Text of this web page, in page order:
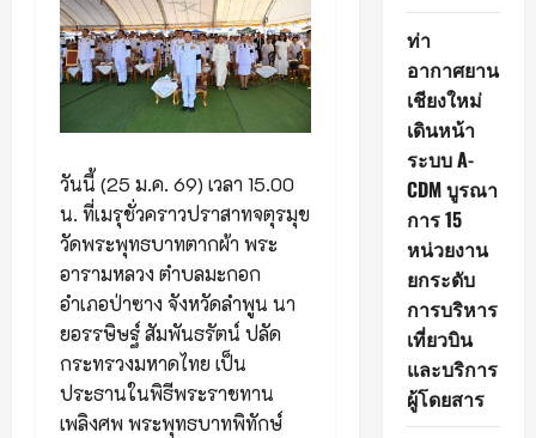
วันนี้ (25 ม.ค. 69) เวลา 15.00
น. ที่เมรุชั่วคราวปราสาทจตุรมุข
วัดพระพุทธบาทตากผ้า พระ
อารามหลวง ตำบลมะกอก
อำเภอป่าซาง จังหวัดลำพูน นา
ยอรรษิษฐ์ สัมพันธรัตน์ ปลัด
กระทรวงมหาดไทย เป็น
ประธานในพิธีพระราชทาน
เพลิงศพ พระพุทธบาทพิทักษ์
ท่า
อากาศยาน
เชียงใหม่
เดินหน้า
ระบบ A-
CDM บูรณา
การ 15
หน่วยงาน
ยกระดับ
การบริหาร
เที่ยวบิน
และบริการ
ผู้โดยสาร